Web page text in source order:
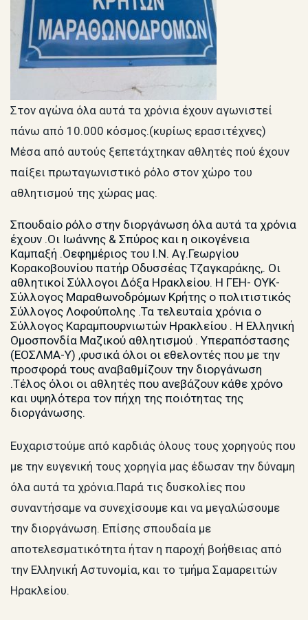
Στον αγώνα όλα αυτά τα χρόνια έχουν αγωνιστεί
πάνω από 10.000 κόσμος.(κυρίως ερασιτέχνες)
Μέσα από αυτούς ξεπετάχτηκαν αθλητές πού έχουν
παίξει πρωταγωνιστικό ρόλο στον χώρο του
αθλητισμού της χώρας μας.
Σπουδαίο ρόλο στην διοργάνωση όλα αυτά τα χρόνια
έχουν .Οι Ιωάννης & Σπύρος και η οικογένεια
Καμπαξή .Οεφημέριος του Ι.Ν. Αγ.Γεωργίου
Κορακοβουνίου πατήρ Οδυσσέας Τζαγκαράκης,. Οι
αθλητικοί Σύλλογοι Δόξα Ηρακλείου. Η ΓΕΗ- ΟΥΚ-
Σύλλογος Μαραθωνοδρόμων Κρήτης ο πολιτιστικός
Σύλλογος Λοφούπολης .Τα τελευταία χρόνια ο
Σύλλογος Καραμπουρνιωτών Ηρακλείου . Η Ελληνική
Ομοσπονδία Μαζικού αθλητισμού . Υπεραπόστασης
(ΕΟΣΛΜΑ-Υ) ,φυσικά όλοι οι εθελοντές που με την
προσφορά τους αναβαθμίζουν την διοργάνωση
.Τέλος όλοι οι αθλητές που ανεβάζουν κάθε χρόνο
και υψηλότερα τον πήχη της ποιότητας της
διοργάνωσης.
Ευχαριστούμε από καρδιάς όλους τους χορηγούς που
με την ευγενική τους χορηγία μας έδωσαν την δύναμη
όλα αυτά τα χρόνια.Παρά τις δυσκολίες που
συναντήσαμε να συνεχίσουμε και να μεγαλώσουμε
την διοργάνωση. Επίσης σπουδαία με
αποτελεσματικότητα ήταν η παροχή βοήθειας από
την Ελληνική Αστυνομία, και το τμήμα Σαμαρειτών
Ηρακλείου.